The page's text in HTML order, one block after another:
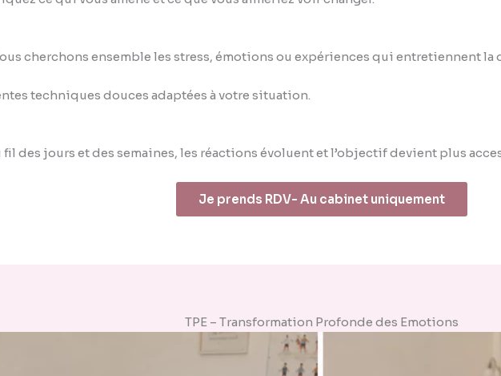
cherchons ensemble les stress, émotions ou expériences qui entretiennent la
techniques douces adaptées à votre situation.
fil des jours et des semaines, les réactions évoluent et l’objectif devient plus
Je prends RDV- Au cabinet uniquement
TPE – Transformation Profonde des Emotions